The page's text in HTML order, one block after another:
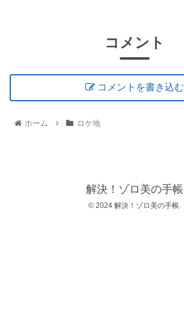
コメント
コメントを書き込む
ホーム ロケ地
解決！ゾロ美の手帳
© 2024 解決！ゾロ美の手帳.